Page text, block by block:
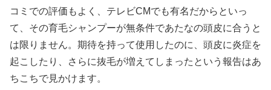
コミでの評価もよく、テレビCMでも有名だからといっ
て、その育毛シャンプーが無条件であたなの頭皮に合うと
は限りません。期待を持って使用したのに、頭皮に炎症を
起こしたり、さらに抜毛が増えてしまったという報告はあ
ちこちで見かけます。